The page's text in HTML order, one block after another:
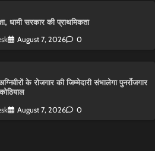
धामी सरकार की प्राथमिकता
August 7, 2026 0
के रोजगार की जिम्मेदारी संभालेगा पुनर्रोजगार
August 7, 2026 0